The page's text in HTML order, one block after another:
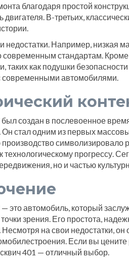
благодаря простой
двигателя. В-третьих,
недостатки. Например, низкая
современным стандартам.
таких как подушки
современными автомобилями.
создан в послевоенное
Он стал одним из первых
производство символизировало
технологическому прогрессу.
но и частью
это автомобиль, который
зрения. Его простота,
на свои недостатки,
Если вы
401 — отличный выбор.